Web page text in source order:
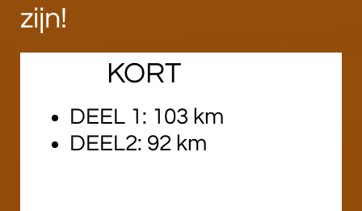
zijn!
KORT
DEEL 1: 103 km
DEEL2: 92 km